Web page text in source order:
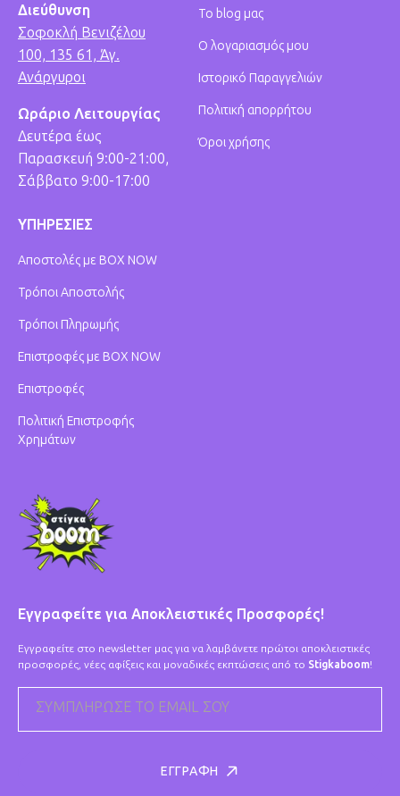
Διεύθυνση
Σοφοκλή Βενιζέλου
100, 135 61, Άγ.
Ανάργυροι
Ωράριο Λειτουργίας
Δευτέρα έως
Παρασκευή 9:00-21:00,
Σάββατο 9:00-17:00
Το blog μας
Ο λογαριασμός μου
Ιστορικό Παραγγελιών
Πολιτική απορρήτου
Όροι χρήσης
ΥΠΗΡΕΣΙΕΣ
Αποστολές με BOX NOW
Τρόποι Αποστολής
Τρόποι Πληρωμής
Επιστροφές με BOX NOW
Επιστροφές
Πολιτική Επιστροφής
Χρημάτων
Εγγραφείτε για Αποκλειστικές Προσφορές!
Εγγραφείτε στο newsletter μας για να λαμβάνετε πρώτοι αποκλειστικές
προσφορές, νέες αφίξεις και μοναδικές εκπτώσεις από το Stigkaboom!
ΣΥΜΠΛΉΡΩΣΕ ΤΟ EMAIL ΣΟΥ
ΕΓΓΡΑΦΉ